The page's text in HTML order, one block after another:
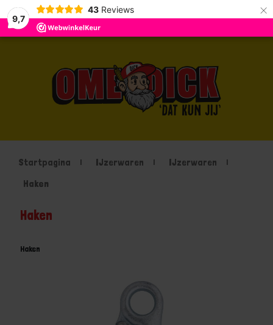
9,7
43 Reviews ×
Startpagina IJzerwaren
IJzerwaren
Haken
Haken
Haken